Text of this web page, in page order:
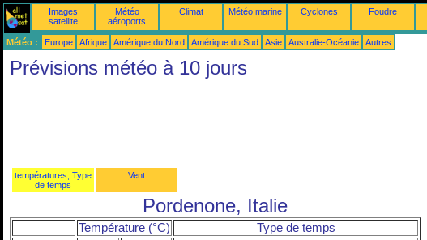
Images
satellite
Météo
aéroports
Climat Météo marine Cyclones Foudre
Météo : Europe Afrique Amérique du Nord Amérique du Sud Asie Australie-Océanie Autres
Prévisions météo à 10 jours
températures, Type
de temps
Vent
Pordenone, Italie
Température (°C) Type de temps